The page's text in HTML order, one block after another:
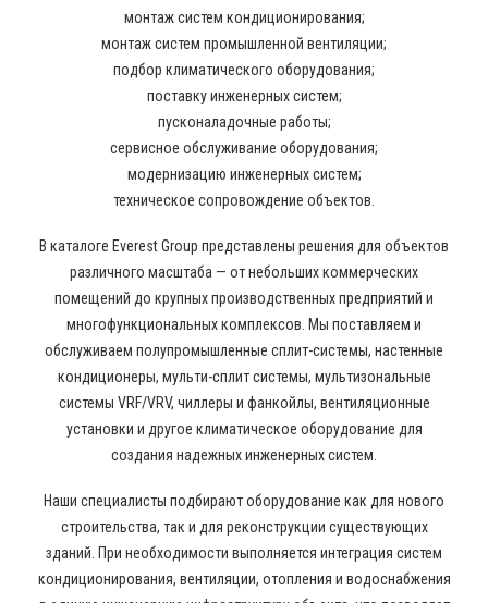
монтаж систем кондиционирования;
монтаж систем промышленной вентиляции;
подбор климатического оборудования;
поставку инженерных систем;
пусконаладочные работы;
сервисное обслуживание оборудования;
модернизацию инженерных систем;
техническое сопровождение объектов.
В каталоге Everest Group представлены решения для объектов
различного масштаба — от небольших коммерческих
помещений до крупных производственных предприятий и
многофункциональных комплексов. Мы поставляем и
обслуживаем полупромышленные сплит-системы, настенные
кондиционеры, мульти-сплит системы, мультизональные
системы VRF/VRV, чиллеры и фанкойлы, вентиляционные
установки и другое климатическое оборудование для
создания надежных инженерных систем.
Наши специалисты подбирают оборудование как для нового
строительства, так и для реконструкции существующих
зданий. При необходимости выполняется интеграция систем
кондиционирования, вентиляции, отопления и водоснабжения